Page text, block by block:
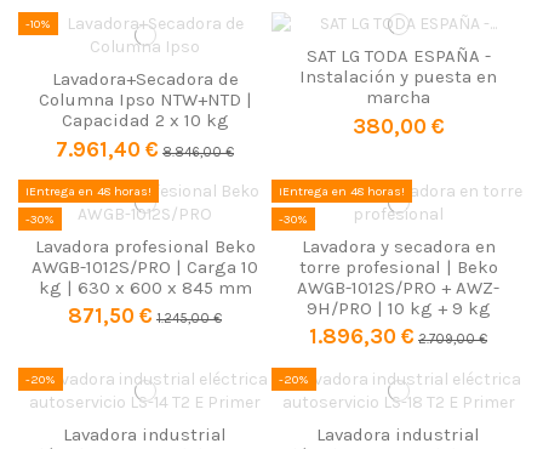
-10%
Lavadora+Secadora de
Columna Ipso NTW+NTD |
Capacidad 2 x 10 kg
7.961,40 € 8.846,00 €
SAT LG TODA ESPAÑA -
Instalación y puesta en
marcha
380,00 €
¡Entrega en 48 horas!
-30%
Lavadora profesional Beko
AWGB-1012S/PRO | Carga 10
kg | 630 x 600 x 845 mm
871,50 € 1.245,00 €
¡Entrega en 48 horas!
-30%
Lavadora y secadora en
torre profesional | Beko
AWGB-1012S/PRO + AWZ-
9H/PRO | 10 kg + 9 kg
1.896,30 € 2.709,00 €
-20%
Lavadora industrial
-20%
Lavadora industrial